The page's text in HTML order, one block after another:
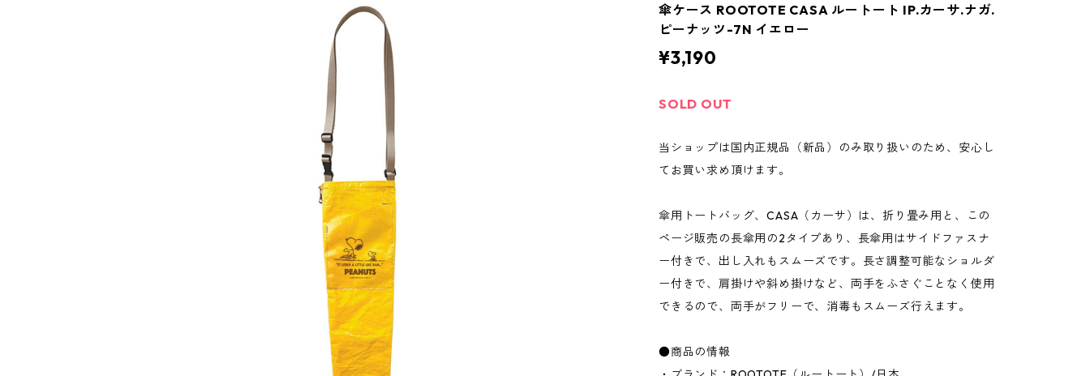
傘ケース ROOTOTE CASA ルートート IP.カーサ.ナガ.
ピーナッツ-7N イエロー
¥3,190
SOLD OUT
当ショップは国内正規品（新品）のみ取り扱いのため、安心し
てお買い求め頂けます。
傘用トートバッグ、CASA（カーサ）は、折り畳み用と、この
ページ販売の長傘用の2タイプあり、長傘用はサイドファスナ
ー付きで、出し入れもスムーズです。長さ調整可能なショルダ
ー付きで、肩掛けや斜め掛けなど、両手をふさぐことなく使用
できるので、両手がフリーで、消毒もスムーズ行えます。
●商品の情報